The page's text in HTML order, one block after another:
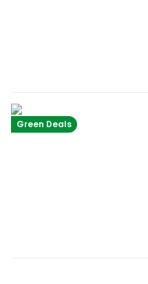
Green Deals